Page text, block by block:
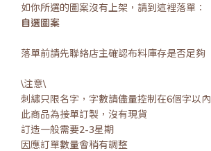
如你所選的圖案沒有上架，請到這裡落單：
自選圖案
落單前請先聯絡店主確認布料庫存是否足夠
\注意\
刺繡只限名字，字數請儘量控制在6個字以內
此商品為接單訂製，沒有現貨
訂造一般需要2-3星期
因應訂單數量會稍有調整